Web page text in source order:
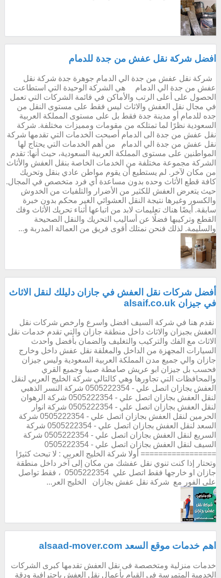
افضل شركة نقل عفش من جدة للدمام
شركة نقل عفش من جدة الي الدمام جوهرة جدة شركة نقل
عفش من جدة الي الدمام هي الشركة الوحيدة التي استطاعت
الحصول على أعلى الرتب والأماكن في قائمة الشركات التي تعمل
في مجال نقل العفش والاثاث ليس فقط على مستوى النقل من
جده للدمام أو مدينة جدة فقط بل على مستوى المملكة العربية
السعودية نظرًا لما تمتلكه من مقومات ومميزات مختلفة. شركة
نقل عفش من جدة الى الدمام أصبحت الخدمات التي تقدمها شركة
نقل عفش من جدة الي الدمام من أهم الخدمات التي يحتاج لها
المواطنين على مستوى المملكة العربية السعودية، حيث أنها: تقدم
الشركة مجموعة مختلفة من الخدمات الخاصة بنقل العفش والأثاث
من مكان لآخر. لم يستطيع أن يقوم مواطن عادي بنقل وتحريك
كافة قطع الأثاث وحده بدون مساعدة أي فرد متخصص في المجال.
حيث يتعرض العفش للكثير من الأضرار والتلفيات من الخدوش
والكسور وغيرها نتيجة النقل العشوائي الغير محكم بدون خبرة
سابقة. أيضًا هناك تعليمات لابد من اتباعها أثناء تحريك الأثاث وفك
القطع وتركيبها فضلًا عن أساليب التحريك والنقل الصحيحة
والسليمة. لذلك فنحن نمتلك أقوى فريق من العمالة المدربة و...
أفضل شركات نقل العفش في جازان دليلك لنقل الاثاث
في جيزان alsaif.co.uk
نقدم هنا في شركة السيف افضل واسرع وارخص شركات نقل
العفش بجبزان والاثاث داخل منطقة جازان والتي تقدم خدمات نقل
الاثاث مع الفك والتركيب والتغليف والضمان بأفضل واحدث
السيارات المجهزة من الداخل والمغلقة نقل عفش داخل وخارج
جازان والي جميع مدن المملكة العربية السعودية وليس جيزان
فحسب بل جيزان ابو عريش صامطة صبيا وجميع القري
والمحافظات التي تجاورها وهي كالتالي شركة الخليج العربي لنقل
العفش بجازان اتصل علي - 0505222354 شركة النسر الذهبي
لنقل العفش بجازان اتصل علي - 0505222354 شركة الرهوان
لنقل العفش بجازان اتصل علي - 0505222354 شركة انوار
الحرمين لنقل العفش بجازان اتصل علي - 0505222354 شركة
السعد لنقل العفش بجازان اتصل علي - 0505222354 شركة
السريع لنقل العفش بجازان اتصل علي - 0505222354 شركة
السيف لنقل العفش بجازان اتصل علي - 0505222354
================= أولا شركة الخليج العربي : لا تبحث كثيرًا
وتحتار إذا كنت تنوي نقل عفشك من مكان إلى آخر داخل منطقة
جازان او خارجها فقط اتصل علي 0505222354 ، فقط تواصل
على الفور مع شركة نقل عفش بجازان الخليج العر...
اهم خدمات موقع السعد alsaad-mover.com
خدمات منزلية ومتخصصة فى نقل العفش تقدمها كبرى الشركات
الخدمية المتمرسة في القيام بأعمال نقل العفش باحترافية ودقة